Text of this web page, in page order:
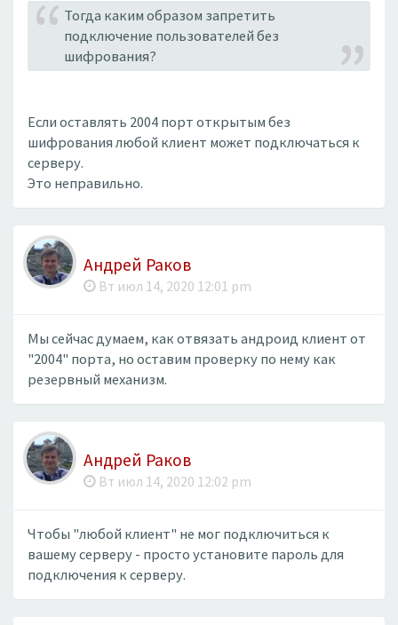
Тогда каким образом запретить
подключение пользователей без
шифрования?
Если оставлять 2004 порт открытым без
шифрования любой клиент может подключаться к
серверу.
Это неправильно.
Андрей Раков
Вт июл 14, 2020 12:01 pm
Мы сейчас думаем, как отвязать андроид клиент от
"2004" порта, но оставим проверку по нему как
резервный механизм.
Андрей Раков
Вт июл 14, 2020 12:02 pm
Чтобы "любой клиент" не мог подключиться к
вашему серверу - просто установите пароль для
подключения к серверу.